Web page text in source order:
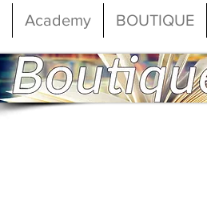
Academy BOUTIQUE